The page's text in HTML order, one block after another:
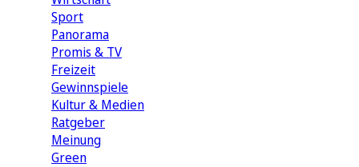
Sport
Panorama
Promis & TV
Freizeit
Gewinnspiele
Kultur & Medien
Ratgeber
Meinung
Green